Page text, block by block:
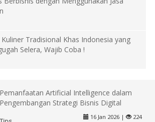
Tradisional Khas Indonesia yang
Selera, Wajib Coba !
Pemanfaatan Artificial Intelligence dalam
Pengembangan Strategi Bisnis Digital
16 Jan 2026 | 224